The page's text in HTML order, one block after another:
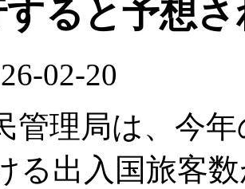
すると予想
02-20
管理局は、今
る出入国旅客